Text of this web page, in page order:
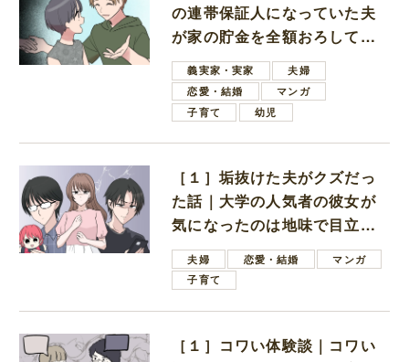
の連帯保証人になっていた夫
が家の貯金を全額おろしてほ
しいと言ってきた
義実家・実家
夫婦
恋愛・結婚
マンガ
子育て
幼児
［１］垢抜けた夫がクズだっ
た話｜大学の人気者の彼女が
気になったのは地味で目立た
ない男子学生
夫婦 恋愛・結婚
マンガ
子育て
［１］コワい体験談｜コワい